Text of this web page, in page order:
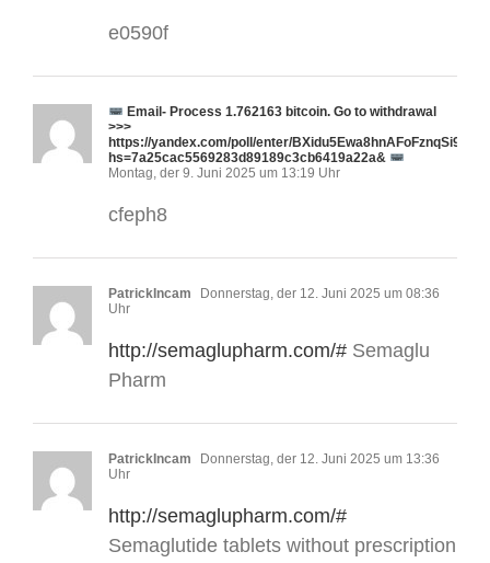
e0590f
Email- Process 1.762163 bitcoin. Go to withdrawal
>>>
https://yandex.com/poll/enter/BXidu5Ewa8hnAFoFznqSi9?
hs=7a25cac5569283d89189c3cb6419a22a&
Montag, der 9. Juni 2025 um 13:19 Uhr
cfeph8
PatrickIncam
Donnerstag, der 12. Juni 2025 um 08:36
Uhr
http://semaglupharm.com/# Semaglu
Pharm
PatrickIncam
Donnerstag, der 12. Juni 2025 um 13:36
Uhr
http://semaglupharm.com/#
Semaglutide tablets without prescription